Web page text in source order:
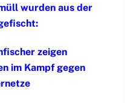
wurden aus der
zeigen
im Kampf gegen